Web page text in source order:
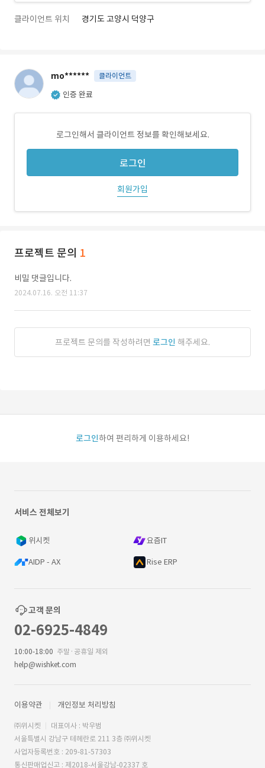
클라이언트 위치 경기도 고양시 덕양구
mo****** 클라이언트
인증 완료
로그인해서 클라이언트 정보를 확인해보세요.
로그인
회원가입
프로젝트 문의 1
비밀 댓글입니다.
2024.07.16. 오전 11:37
프로젝트 문의를 작성하려면 로그인 해주세요.
로그인하여 편리하게 이용하세요!
서비스 전체보기
위시켓 요즘IT
AIDP - AX Rise ERP
고객 문의
02-6925-4849
10:00-18:00 주말·공휴일 제외
help@wishket.com
이용약관 개인정보 처리방침
㈜위시켓
대표이사 : 박우범
서울특별시 강남구 테헤란로 211 3층 ㈜위시켓
사업자등록번호 : 209-81-57303
통신판매업신고 : 제2018-서울강남-02337 호